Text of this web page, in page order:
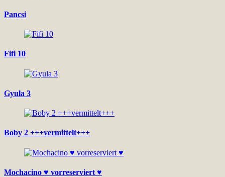
Pancsi
Fifi 10
Gyula 3
Boby 2 +++vermittelt+++
Mochacino ♥ vorreserviert ♥